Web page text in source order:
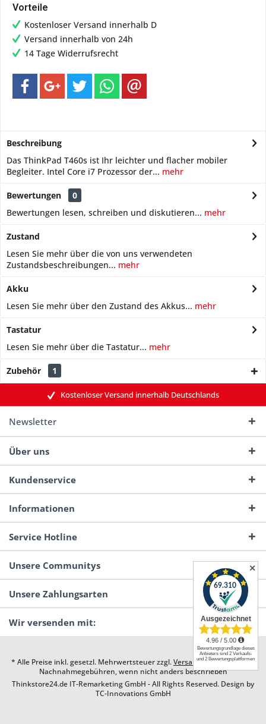
Vorteile
Kostenloser Versand innerhalb D
Versand innerhalb von 24h
14 Tage Widerrufsrecht
Beschreibung
Das ThinkPad T460s ist Ihr leichter und flacher mobiler
Begleiter. Intel Core i7 Prozessor der... mehr
Bewertungen
0
Bewertungen lesen, schreiben und diskutieren... mehr
Zustand
Lesen Sie mehr über die von uns verwendeten
Zustandsbeschreibungen... mehr
Akku
Lesen Sie mehr über den Zustand des Akkus... mehr
Tastatur
Lesen Sie mehr über die Tastatur... mehr
Zubehör 1
Kostenloser Versand innerhalb Deutschlands
Newsletter
Über uns
Kundenservice
Informationen
Service Hotline
Unsere Communitys
Unsere Zahlungsarten
Wir versenden mit:
* Alle Preise inkl. gesetzl. Mehrwertsteuer zzgl.Versandkostenund ggf.
Nachnahmegebühren, wenn nicht anders beschrieben
Thinkstore24.de IT-Remarketing GmbH - All Rights Reserved. Design by
TC-Innovations GmbH
✕